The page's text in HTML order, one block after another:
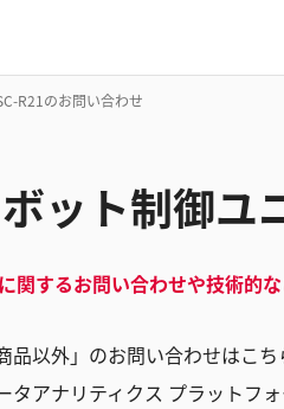
R21のお問い合わせ
ット制御ユ
関するお問い合わせや技術的な
商品以外」のお問い合わせはこち
タアナリティクス プラットフ